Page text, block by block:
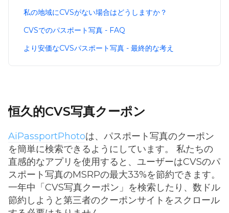
私の地域にCVSがない場合はどうしますか？
CVSでのパスポート写真 - FAQ
より安価なCVSパスポート写真 - 最終的な考え
恒久的CVS写真クーポン
AiPassportPhotoは、パスポート写真のクーポン
を簡単に検索できるようにしています。 私たちの
直感的なアプリを使用すると、ユーザーはCVSのパ
スポート写真のMSRPの最大33%を節約できます。
一年中「CVS写真クーポン」を検索したり、数ドル
節約しようと第三者のクーポンサイトをスクロール